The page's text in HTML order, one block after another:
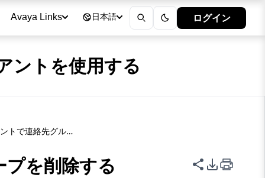
Avaya Links 日本語 ログイン
ントを使用する
モバイルクライアントで連絡先グループを削除する
を削除する このページ
PDFエク